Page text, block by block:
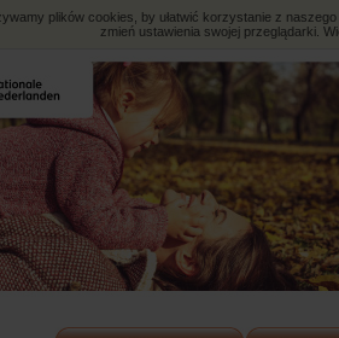
plików cookies, by ułatwić korzystanie z
zmień ustawienia swojej przeglądarki.